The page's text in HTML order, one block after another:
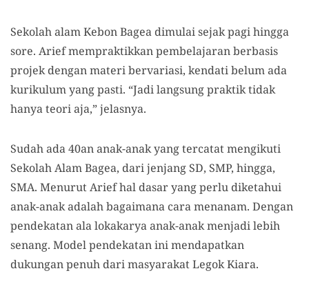
Sekolah alam Kebon Bagea dimulai sejak pagi hingga
sore. Arief mempraktikkanpembelajaran berbasis
projekdengan materi bervariasi, kendati belum ada
kurikulum yang pasti. “Jadi langsung praktik tidak
hanya teori aja,” jelasnya.
Sudah ada 40an anak-anak yang tercatat mengikuti
Sekolah Alam Bagea, dari jenjang SD, SMP, hingga,
SMA. Menurut Arief hal dasar yang perlu diketahui
anak-anak adalah bagaimana cara menanam. Dengan
pendekatan ala lokakarya anak-anak menjadi lebih
senang. Model pendekatanini mendapatkan
dukungan penuh dari masyarakat Legok Kiara.